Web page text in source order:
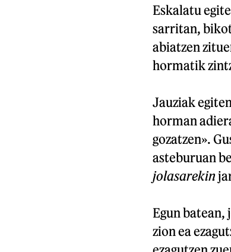
Eskalatu
sarritan,
abiatzen
hormatik
Jauziak
horman
gozatzen».
asteburuan
jolasarekin
Egun batean,
zion ea